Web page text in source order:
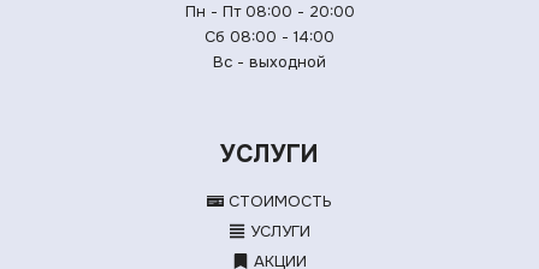
Пн - Пт 08:00 - 20:00
Сб 08:00 - 14:00
Вс - выходной
УСЛУГИ
СТОИМОСТЬ
УСЛУГИ
АКЦИИ